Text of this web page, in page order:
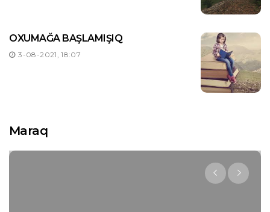
OXUMAĞA BAŞLAMIŞIQ
3-08-2021, 18:07
Maraq